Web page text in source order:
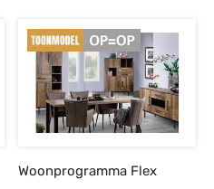
prijs is:
€485,-.
prijs was:
€119,-.
Woonprogramma Flex